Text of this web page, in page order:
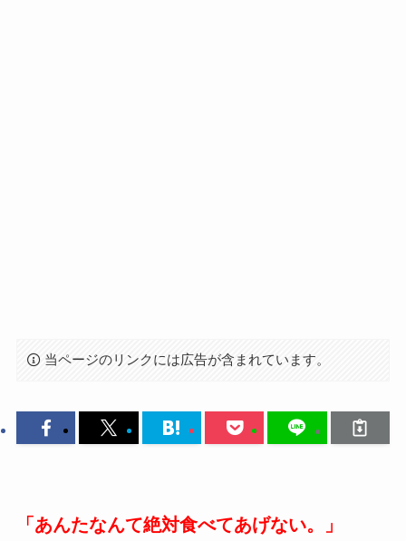
当ページのリンクには広告が含まれています。
「あんたなんて絶対食べてあげない。」